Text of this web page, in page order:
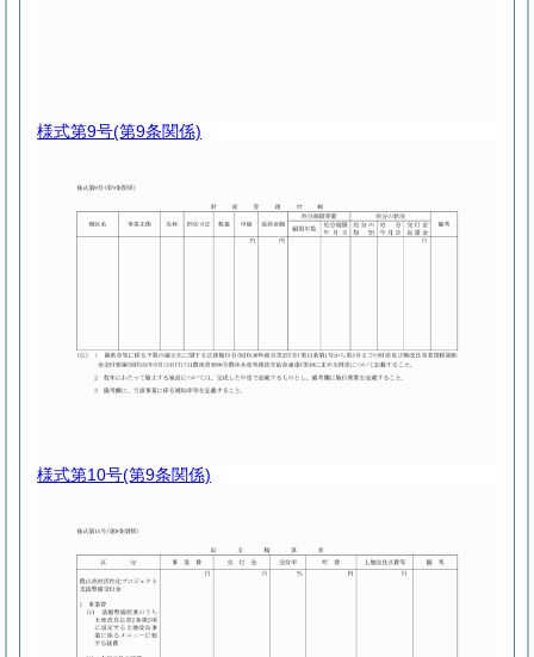
様式第9号(第9条関係)
様式第10号(第9条関係)